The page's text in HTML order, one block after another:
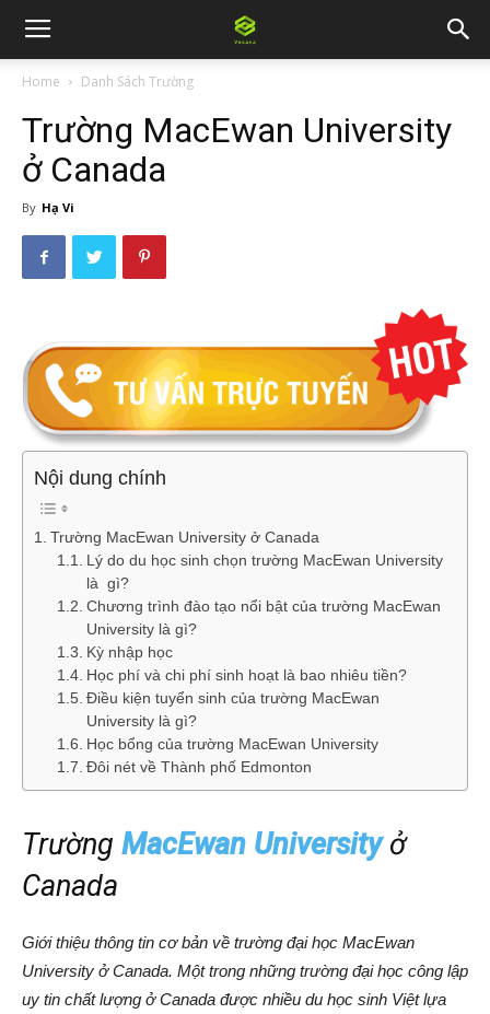
Home Danh Sách Trường
Trường MacEwan University
ở Canada
By Hạ Vi
Nội dung chính
Trường MacEwan University ở Canada
Lý do du học sinh chọn trường MacEwan University
là gì?
Chương trình đào tạo nổi bật của trường MacEwan
University là gì?
Kỳ nhập học
Học phí và chi phí sinh hoạt là bao nhiêu tiền?
Điều kiện tuyển sinh của trường MacEwan
University là gì?
Học bổng của trường MacEwan University
Đôi nét về Thành phố Edmonton
Trường MacEwan Universityở
Canada
Giới thiệu thông tin cơ bản về trường đại học MacEwan
University ở Canada. Một trong những trường đại học công lập
uy tin chất lượng ở Canada được nhiều du học sinh Việt lựa